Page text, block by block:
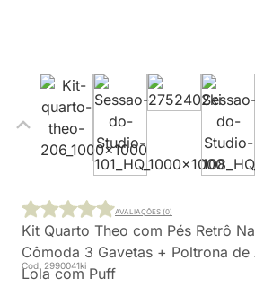
Kit Quarto Theo com Pés Retrô
Cômoda 3 Gavetas + Poltrona de
Lola com Puff
Cod. 2990041ki
AVALIAÇÕES (0)